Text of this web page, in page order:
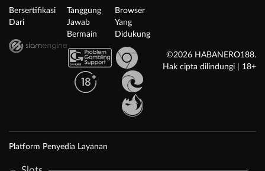
Bersertifikasi
Dari
Tanggung
Jawab
Bermain
Browser
Yang
Didukung
©2026 HABANERO188.
Hak cipta dilindungi | 18+
Platform Penyedia Layanan